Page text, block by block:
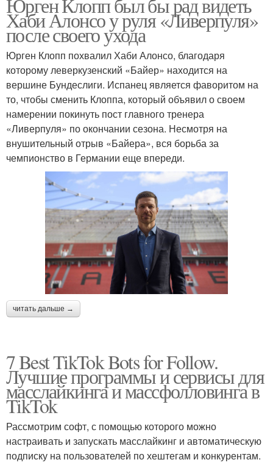
Юрген Клопп был бы рад видеть
Хаби Алонсо у руля «Ливерпуля»
после своего ухода
Юрген Клопп похвалил Хаби Алонсо, благодаря
которому леверкузенский «Байер» находится на
вершине Бундеслиги. Испанец является фаворитом на
то, чтобы сменить Клоппа, который объявил о своем
намерении покинуть пост главного тренера
«Ливерпуля» по окончании сезона. Несмотря на
внушительный отрыв «Байера», вся борьба за
чемпионство в Германии еще впереди.
читать дальше →
7 Best TikTok Bots for Follow.
Лучшие программы и сервисы для
масслайкинга и массфолловинга в
TikTok
Рассмотрим софт, с помощью которого можно
настраивать и запускать масслайкинг и автоматическую
подписку на пользователей по хештегам и конкурентам.